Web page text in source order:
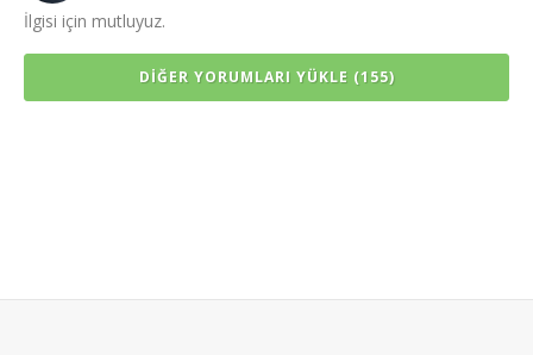
İlgisi için mutluyuz.
DIĞER YORUMLARI YÜKLE (155)